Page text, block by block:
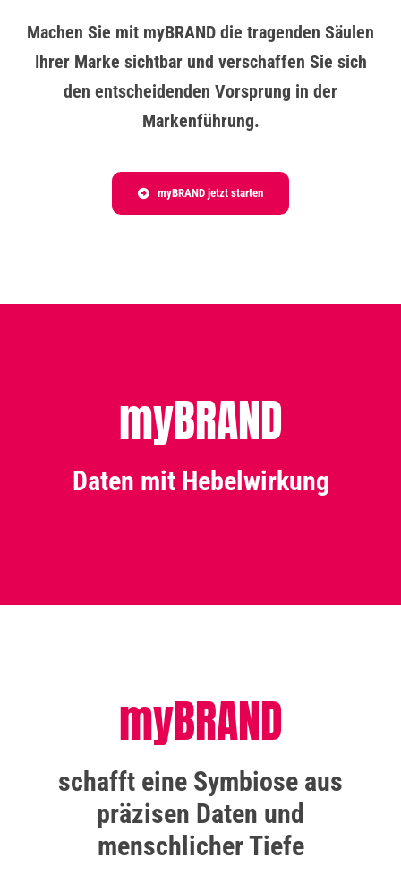
Machen Sie mit myBRAND die tragenden Säulen
Ihrer Marke sichtbar und verschaffen Sie sich
den entscheidenden Vorsprung in der
Markenführung.
myBRAND jetzt starten
myBRAND
Daten mit Hebelwirkung
myBRAND
schafft eine Symbiose aus
präzisen Daten und
menschlicher Tiefe